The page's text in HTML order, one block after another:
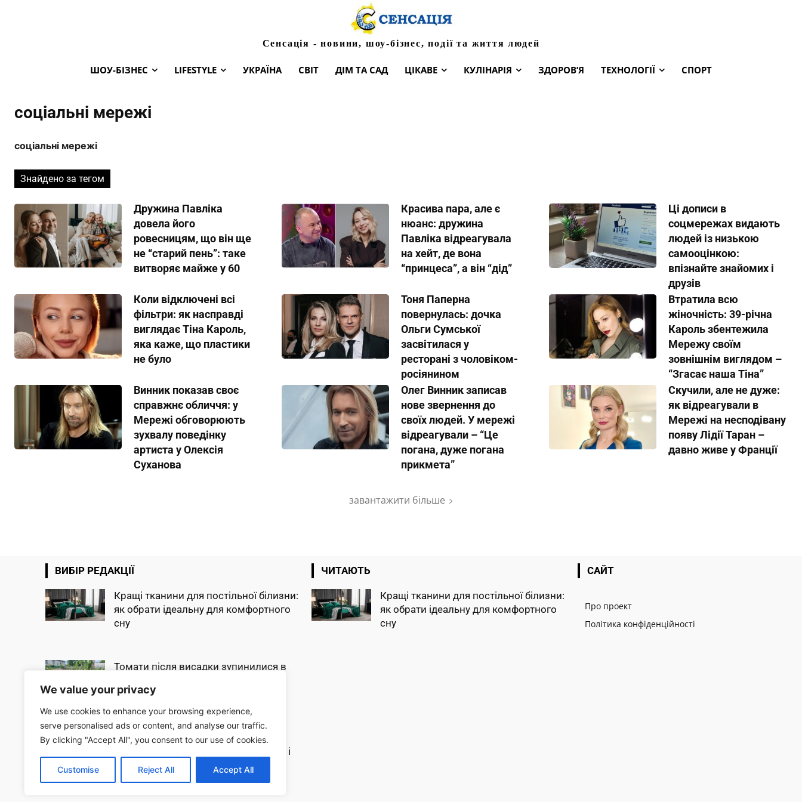
We value your privacy
We use cookies to enhance your browsing experience,
serve personalised ads or content, and analyse our traffic.
By clicking "Accept All", you consent to our use of cookies.
Customise Reject All Accept All
Сенсація - новини, шоу-бізнес, події та життя людей
ШОУ-БІЗНЕС LIFESTYLE УКРАЇНА СВІТ ДІМ ТА САД ЦІКАВЕ КУЛІНАРІЯ ЗДОРОВ’Я ТЕХНОЛОГІЇ СПОРТ
соціальні мережі
соціальні мережі
Знайдено за тегом
Дружина Павліка
довела його
ровесницям, що він ще
не “старий пень”: таке
витворяє майже у 60
Красива пара, але є
нюанс: дружина
Павліка відреагувала
на хейт, де вона
“принцеса”, а він “дід”
Ці дописи в
соцмережах видають
людей із низькою
самооцінкою:
впізнайте знайомих і
друзів
Коли відключені всі
фільтри: як насправді
виглядає Тіна Кароль,
яка каже, що пластики
не було
Тоня Паперна
повернулась: дочка
Ольги Сумської
засвітилася у
ресторані з чоловіком-
росіянином
Втратила всю
жіночність: 39-річна
Кароль збентежила
Мережу своїм
зовнішнім виглядом –
“Згасає наша Тіна”
Винник показав своє
справжнє обличчя: у
Мережі обговорюють
зухвалу поведінку
артиста у Олексія
Суханова
Олег Винник записав
нове звернення до
своїх людей. У мережі
відреагували – “Це
погана, дуже погана
прикмета”
Скучили, але не дуже:
як відреагували в
Мережі на несподівану
появу Лідії Таран –
давно живе у Франції
завантажити більше
ВИБІР РЕДАКЦІЇ
Кращі тканини для постільної білизни:
як обрати ідеальну для комфортного
сну
Томати після висадки зупинилися в
швидко пішли...
Огірки попруть як на дріжджах:
додайте всього одну скибку в лунку, і
збиратимете врожай...
ЧИТАЮТЬ
Кращі тканини для постільної білизни:
як обрати ідеальну для комфортного
сну
САЙТ
Про проект
Політика конфіденційності